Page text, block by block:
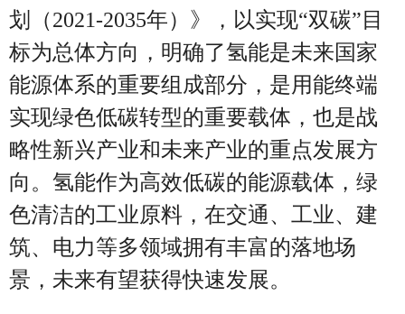
划（2021-2035年）》，以实现“双碳”目
标为总体方向，明确了氢能是未来国家
能源体系的重要组成部分，是用能终端
实现绿色低碳转型的重要载体，也是战
略性新兴产业和未来产业的重点发展方
向。氢能作为高效低碳的能源载体，绿
色清洁的工业原料，在交通、工业、建
筑、电力等多领域拥有丰富的落地场
景，未来有望获得快速发展。